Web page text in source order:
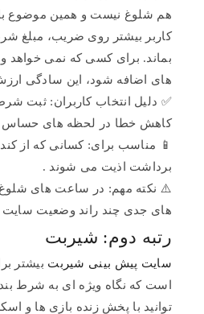
هم شلوغ نیست و همین موضوع
کاربر بیشتر روی ضریب، مبلغ
بماند. برای کسی که نمی
های اضافه شود، این سادگی
✅ دلیل انتخاب کاربران: ثبت
کاهش خطا در لحظه های حساس
📱 مناسب برای: کسانی که از
برداشت اذیت می شوند .
⚠️ نکته مهم: در ساعت های
های جدی چند راند وضعیت سایت
رتبه دوم: شیربت
سایت پیش بینی شیربت بیشتر
است که نگاه ویژه ای به شرط
توانید با پخش زنده بازی ها و